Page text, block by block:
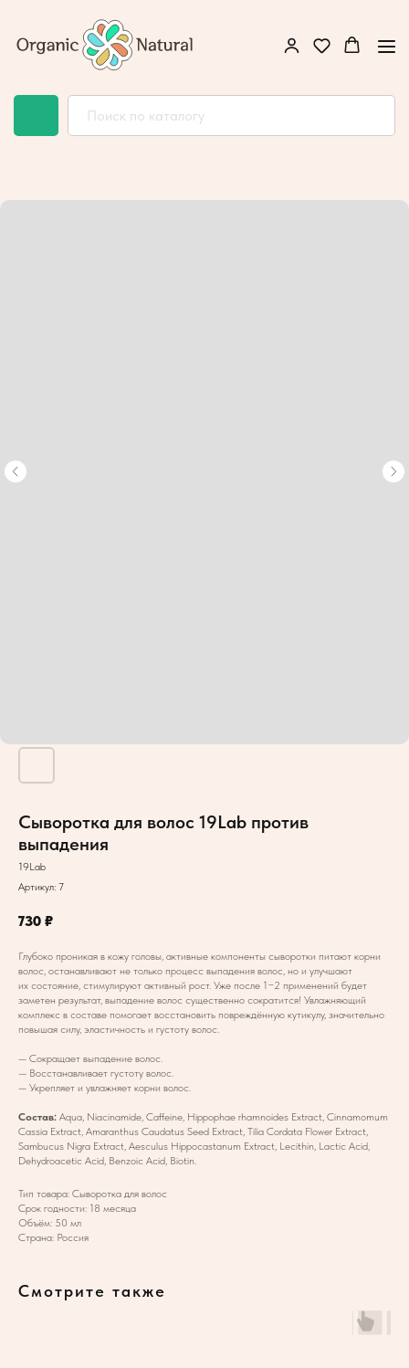
Сыворотка для волос 19Lab против
выпадения
19Lab
Артикул: 7
730 ₽
Глубоко проникая в кожу головы, активные компоненты сыворотки питают корни
волос, останавливают не только процесс выпадения волос, но и улучшают
их состояние, стимулируют активный рост. Уже после 1−2 применений будет
заметен результат, выпадение волос существенно сократится! Увлажняющий
комплекс в составе помогает восстановить повреждённую кутикулу, значительно
повышая силу, эластичность и густоту волос.
— Сокращает выпадение волос.
— Восстанавливает густоту волос.
— Укрепляет и увлажняет корни волос.
Состав: Aqua, Niacinamide, Caffeine, Hippophae rhamnoides Extract, Cinnamomum
Cassia Extract, Amaranthus Caudatus Seed Extract, Tilia Cordata Flower Extract,
Sambucus Nigra Extract, Aesculus Hippocastanum Extract, Lecithin, Lactic Acid,
Dehydroacetic Acid, Benzoic Acid, Biotin.
Тип товара: Сыворотка для волос
Срок годности: 18 месяца
Объём: 50 мл
Страна: Россия
Смотрите также